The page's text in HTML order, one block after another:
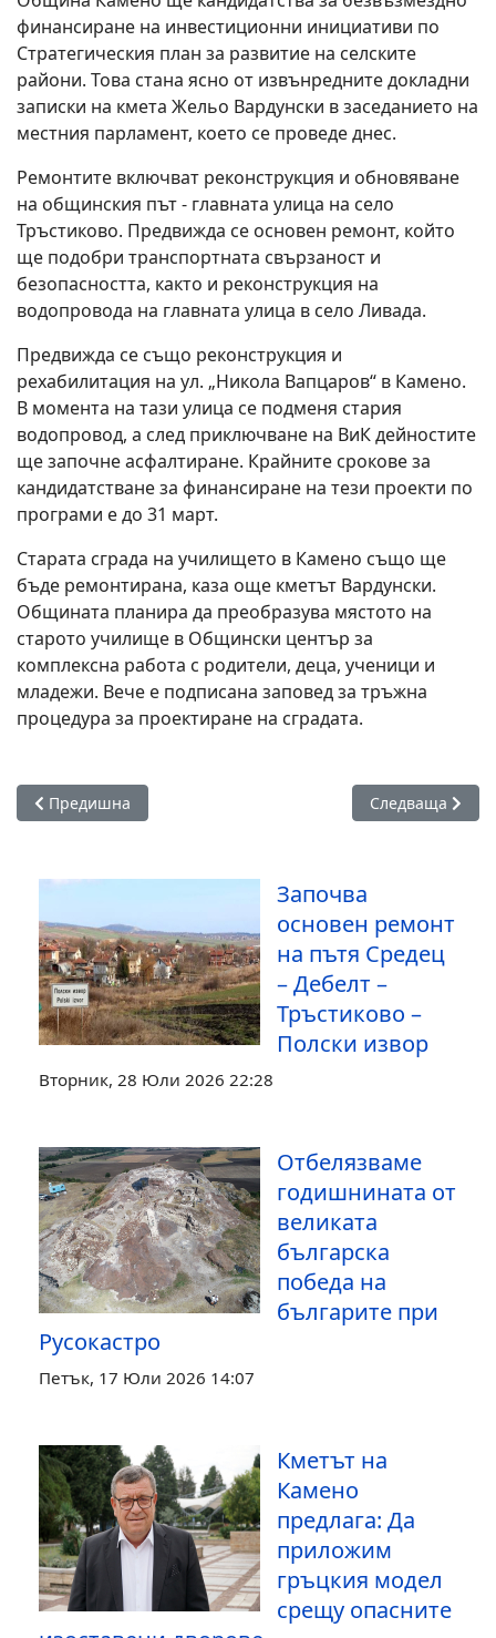
финансиране на инвестиционни инициативи по
Стратегическия план за развитие на селските
райони. Това стана ясно от извънредните докладни
записки на кмета Жельо Вардунски в заседанието на
местния парламент, което се проведе днес.
Ремонтите включват реконструкция и обновяване
на общинския път - главната улица на село
Тръстиково. Предвижда се основен ремонт, който
ще подобри транспортната свързаност и
безопасността, както и реконструкция на
водопровода на главната улица в село Ливада.
Предвижда се също реконструкция и
рехабилитация на ул. „Никола Вапцаров“ в Камено.
В момента на тази улица се подменя стария
водопровод, а след приключване на ВиК дейностите
ще започне асфалтиране. Крайните срокове за
кандидатстване за финансиране на тези проекти по
програми е до 31 март.
Старата сграда на училището в Камено също ще
бъде ремонтирана, каза още кметът Вардунски.
Общината планира да преобразува мястото на
старото училище в Общински център за
комплексна работа с родители, деца, ученици и
младежи. Вече е подписана заповед за тръжна
процедура за проектиране на сградата.
Предишна статия: Триумф за Ансамбъл “Здравец” на
Предишна Следваща
Следваща
Започва
основен ремонт
на пътя Средец
– Дебелт –
Тръстиково –
Полски извор
Вторник, 28 Юли 2026 22:28
Отбелязваме
годишнината от
великата
българска
победа на
българите при
Русокастро
Петък, 17 Юли 2026 14:07
Кметът на
Камено
предлага: Да
приложим
гръцкия модел
срещу опасните